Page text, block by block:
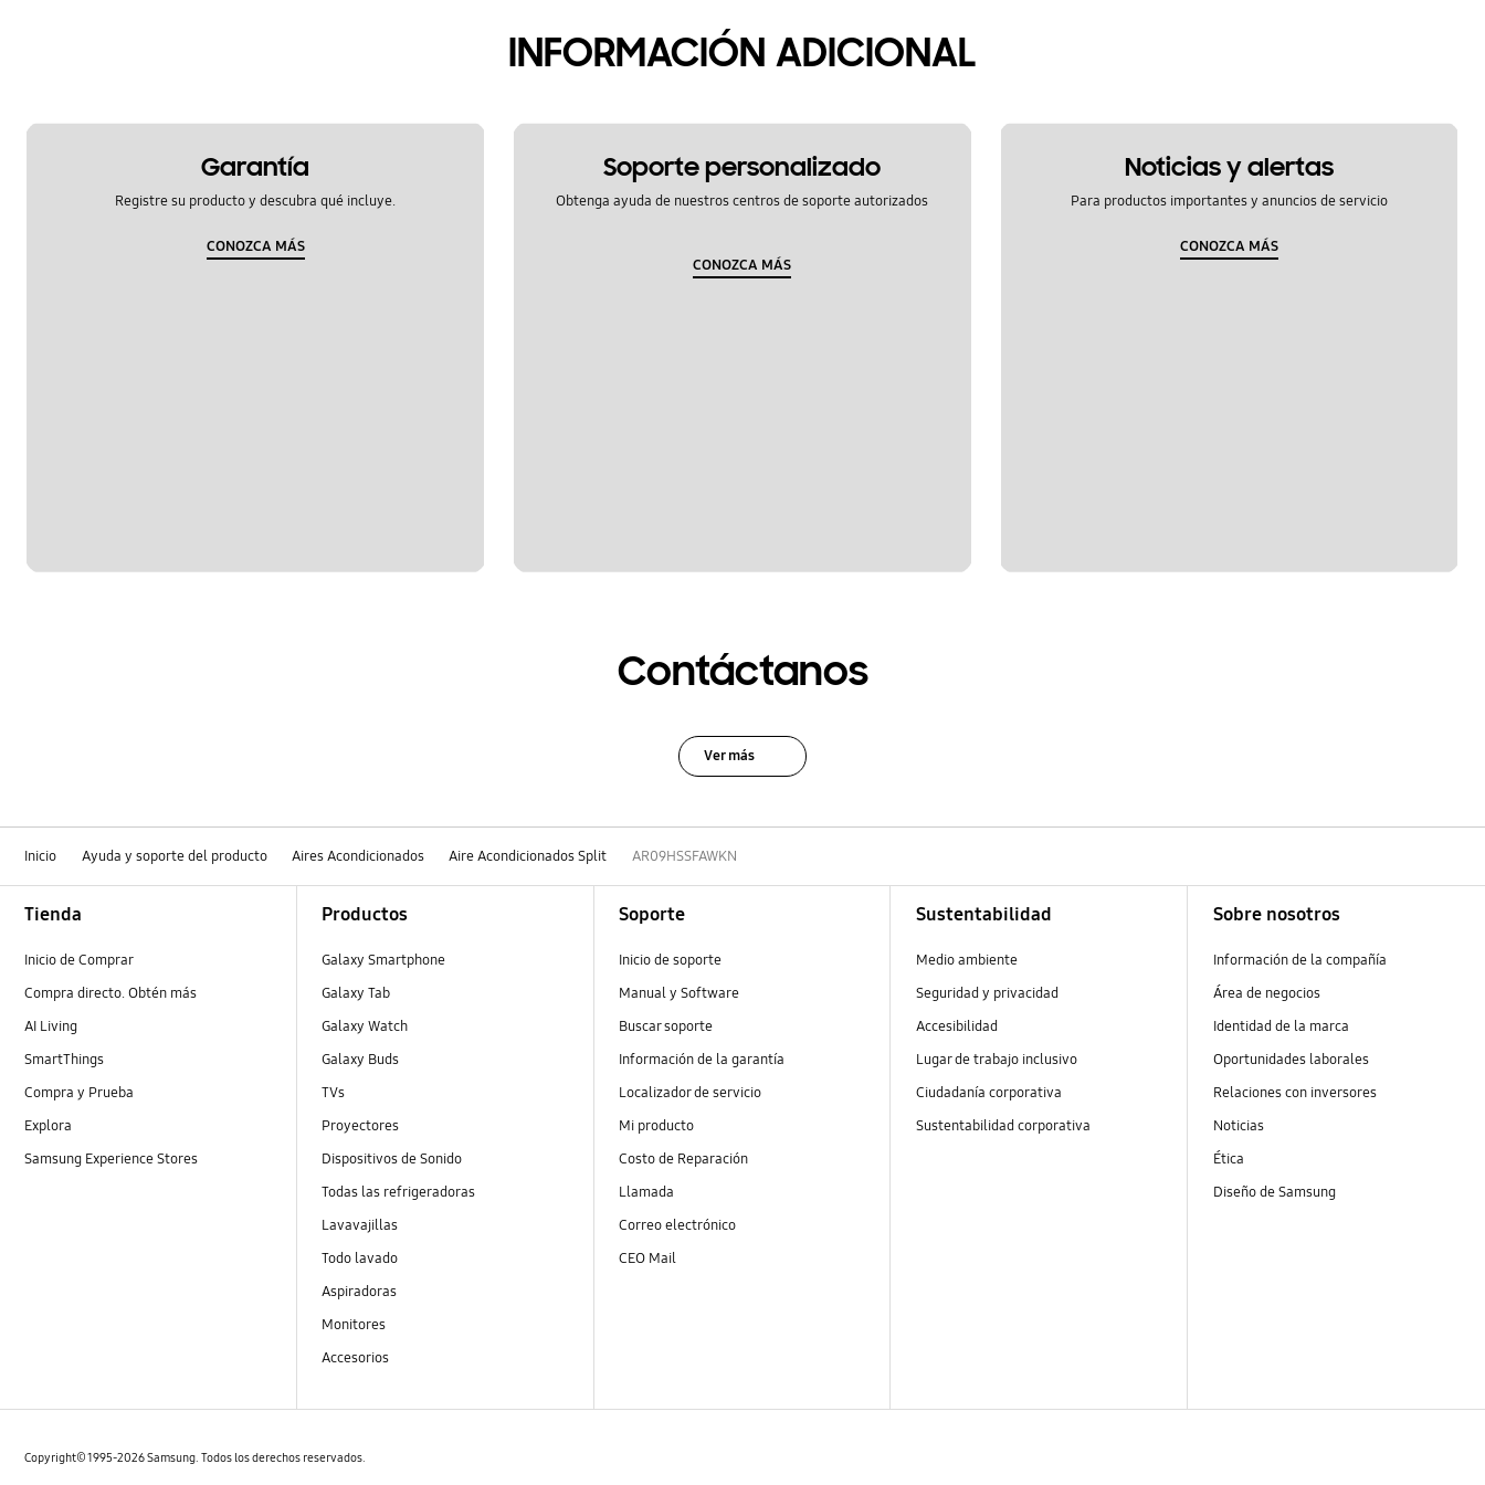
OT_Others
INFORMACIÓN ADICIONAL
Garantía
Registre su producto y descubra qué incluye.
CONOZCA MÁS
Soporte personalizado
Obtenga ayuda de nuestros centros de soporte autorizados
CONOZCA MÁS
Noticias y alertas
Para productos importantes y anuncios de servicio
CONOZCA MÁS
Contáctanos
Ver más
Inicio Ayuda y soporte del producto Aires Acondicionados Aire Acondicionados Split AR09HSSFAWKN
Tienda
Inicio de Comprar
Compra directo. Obtén más
AI Living
SmartThings
Compra y Prueba
Explora
Samsung Experience Stores
Productos
Galaxy Smartphone
Galaxy Tab
Galaxy Watch
Galaxy Buds
TVs
Proyectores
Dispositivos de Sonido
Todas las refrigeradoras
Lavavajillas
Todo lavado
Aspiradoras
Monitores
Accesorios
Soporte
Inicio de soporte
Manual y Software
Buscar soporte
Información de la garantía
Localizador de servicio
Mi producto
Costo de Reparación
Llamada
Correo electrónico
CEO Mail
Sustentabilidad
Medio ambiente
Seguridad y privacidad
Accesibilidad
Lugar de trabajo inclusivo
Ciudadanía corporativa
Sustentabilidad corporativa
Sobre nosotros
Información de la compañía
Área de negocios
Identidad de la marca
Oportunidades laborales
Relaciones con inversores
Noticias
Ética
Diseño de Samsung
Copyright© 1995-2026 Samsung. Todos los derechos reservados.